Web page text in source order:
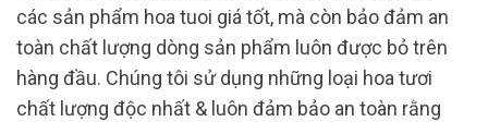
các sản phẩm hoa tuoi giá tốt, mà còn bảo đảm an
toàn chất lượng dòng sản phẩm luôn được bỏ trên
hàng đầu. Chúng tôi sử dụng những loại hoa tươi
chất lượng độc nhất & luôn đảm bảo an toàn rằng